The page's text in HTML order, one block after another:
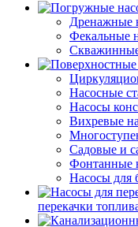
Дренажные
Фекальные
Насосные
Насосы
Вихревые
Садовые и
Фонтанные
Насосы для
перекачки